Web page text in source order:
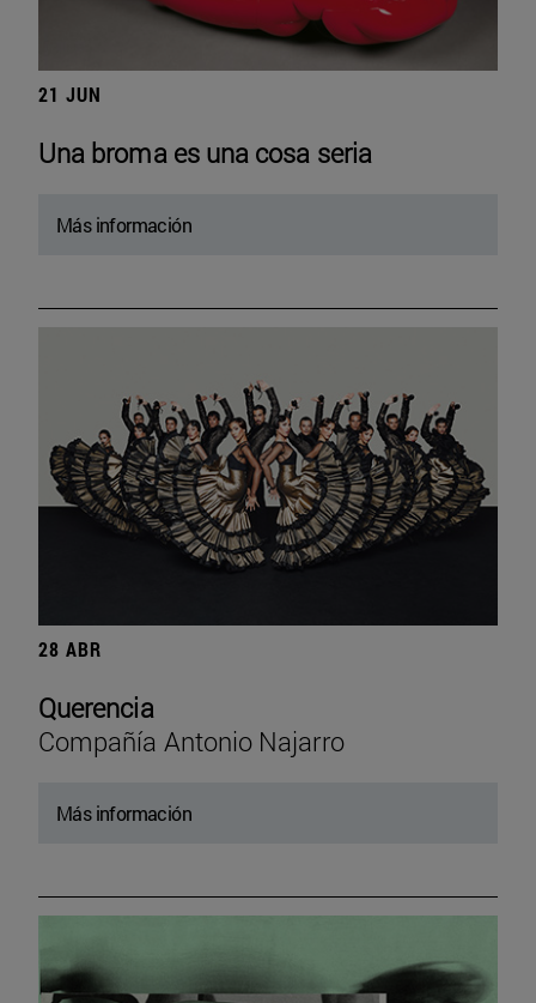
21 JUN
Una broma es una cosa seria
Más información
28 ABR
Querencia
Compañía Antonio Najarro
Más información